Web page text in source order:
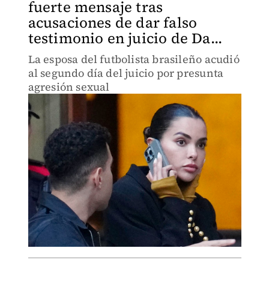
fuerte mensaje tras
acusaciones de dar falso
testimonio en juicio de Da...
La esposa del futbolista brasileño acudió
al segundo día del juicio por presunta
agresión sexual